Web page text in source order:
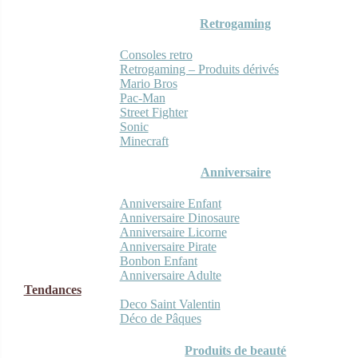
Retrogaming
Consoles retro
Retrogaming – Produits dérivés
Mario Bros
Pac-Man
Street Fighter
Sonic
Minecraft
Anniversaire
Anniversaire Enfant
Anniversaire Dinosaure
Anniversaire Licorne
Anniversaire Pirate
Bonbon Enfant
Anniversaire Adulte
Tendances
Deco Saint Valentin
Déco de Pâques
Produits de beauté